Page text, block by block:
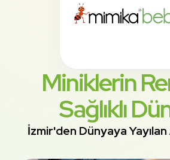
Miniklerin
Sağlıklı
İzmir'den Dünyaya